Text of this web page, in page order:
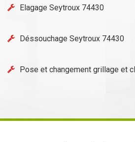
Elagage Seytroux 74430
Déssouchage Seytroux 74430
Pose et changement grillage et